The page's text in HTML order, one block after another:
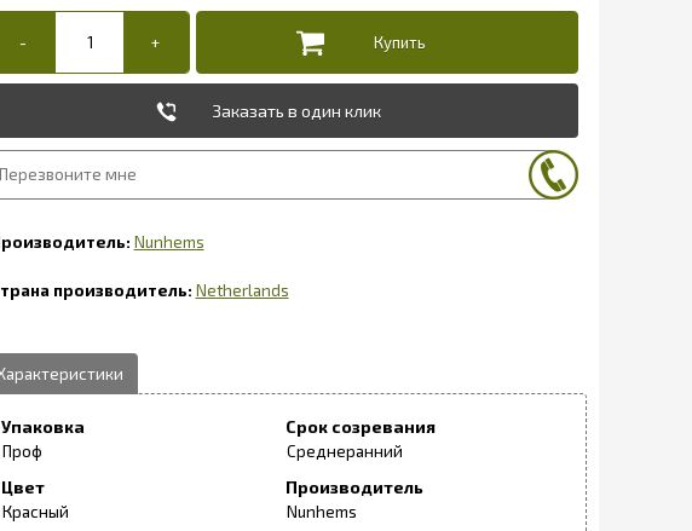
Заказать в один клик
Nunhems
Netherlands
Упаковка
Проф
Срок созревания
Среднеранний
Цвет
Красный
Производитель
Nunhems